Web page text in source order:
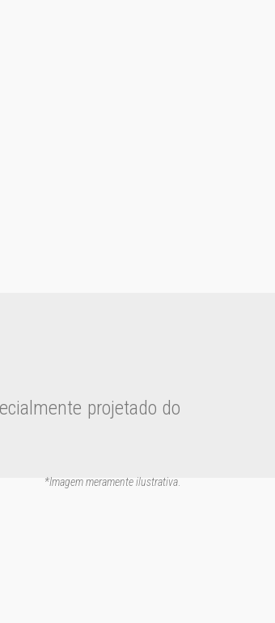
projetado do
*Imagem meramente ilustrativa